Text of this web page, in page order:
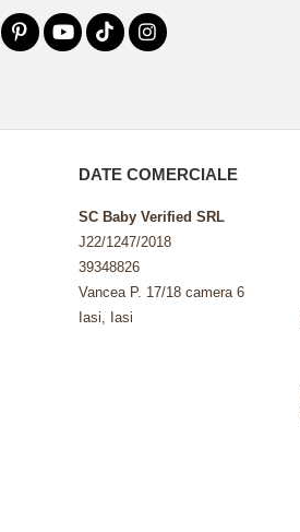
DATE COMERCIALE
SC Baby Verified SRL
J22/1247/2018
39348826
Vancea P. 17/18 camera 6
Iasi, Iasi